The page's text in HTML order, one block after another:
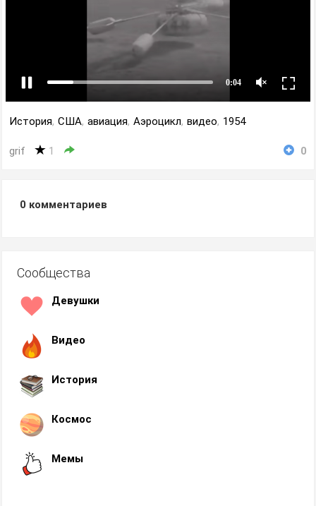
История, США, авиация, Аэроцикл, видео, 1954
grif 1 0
0 комментариев
Сообщества
Девушки
Видео
История
Космос
Мемы